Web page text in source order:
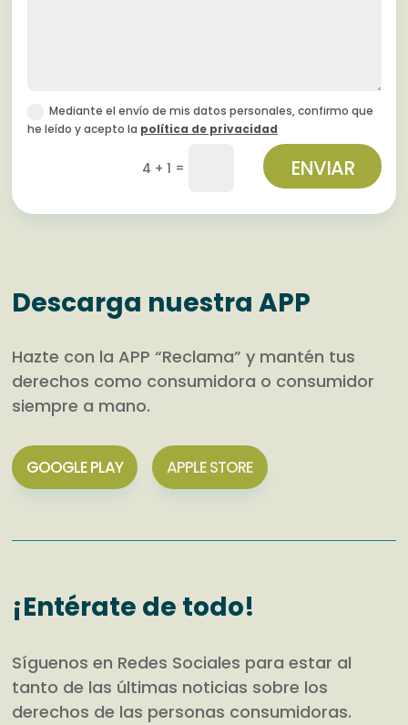
Mediante el envío de mis datos personales, confirmo que
he leído y acepto la política de privacidad
4 + 1 = ENVIAR
Descarga nuestra APP
Hazte con la APP “Reclama” y mantén tus
derechos como consumidora o consumidor
siempre a mano.
GOOGLE PLAY APPLE STORE
¡Entérate de todo!
Síguenos en Redes Sociales para estar al
tanto de las últimas noticias sobre los
derechos de las personas consumidoras.